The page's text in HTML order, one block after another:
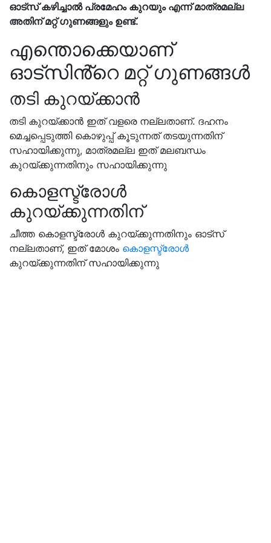
ഓട്സ് കഴിച്ചാൽ പ്രമേഹം കുറയും എന്ന് മാത്രമല്ല
അതിന് മറ്റ് ഗുണങ്ങളും ഉണ്ട്.
എന്തൊക്കെയാണ്
ഓട്സിൻ്റെ മറ്റ് ഗുണങ്ങൾ
തടി കുറയ്ക്കാൻ
തടി കുറയ്ക്കാൻ ഇത് വളരെ നല്ലതാണ്. ദഹനം
മെച്ചപ്പെടുത്തി കൊഴുപ്പ് കൂടുന്നത് തടയുന്നതിന്
സഹായിക്കുന്നു, മാത്രമല്ല ഇത് മലബന്ധം
കുറയ്ക്കുന്നതിനും സഹായിക്കുന്നു
കൊളസ്ട്രോൾ
കുറയ്ക്കുന്നതിന്
ചീത്ത കൊളസ്ട്രോൾ കുറയ്ക്കുന്നതിനും ഓട്സ്
നല്ലതാണ്, ഇത് മോശം കൊളസ്ട്രോൾ
കുറയ്ക്കുന്നതിന് സഹായിക്കുന്നു